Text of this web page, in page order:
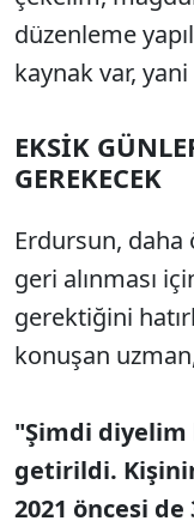
düzenleme yap
kaynak var,
EKSİK GÜ
GEREKECEK
Erdursun, daha
geri alınması i
gerektiğini
konuşan
"Şimdi diyelim
getirildi. Ki
2021 öncesi